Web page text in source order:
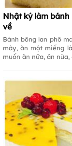
Nhật ký làm
về
Bánh bông lan phô
mây, ăn một miếng
muốn ăn nữa, ăn nữa,